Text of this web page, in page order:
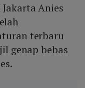
Anies
terbaru
genap bebas